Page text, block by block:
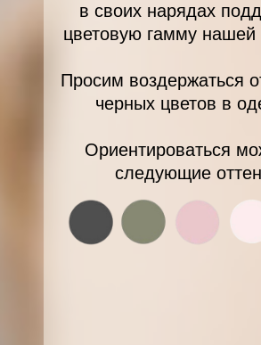
в своих нарядах
цветовую гамму нашей
Просим воздержаться
черных цветов в
Ориентироваться
следующие